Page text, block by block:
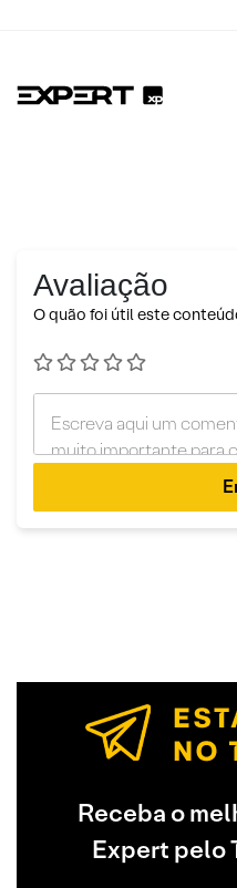
Avaliação
O quão foi útil este
Receba o
Expert pelo